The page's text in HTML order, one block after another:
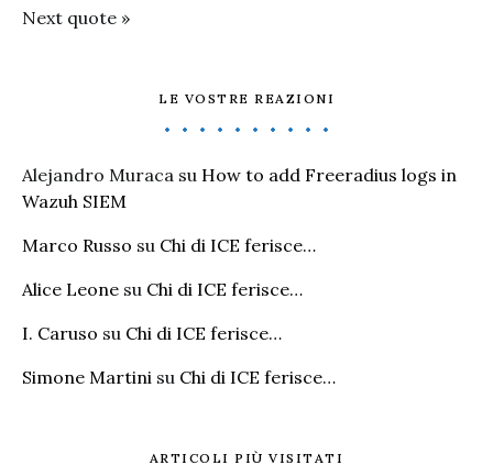
Next quote »
LE VOSTRE REAZIONI
Alejandro Muraca su How to add Freeradius logs in
Wazuh SIEM
Marco Russo su Chi di ICE ferisce…
Alice Leone su Chi di ICE ferisce…
I. Caruso su Chi di ICE ferisce…
Simone Martini su Chi di ICE ferisce…
ARTICOLI PIÙ VISITATI